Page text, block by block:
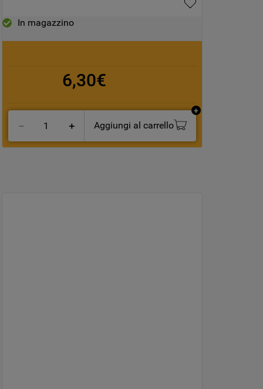
In magazzino
6,30€
＋
－ Aggiungi al carrello